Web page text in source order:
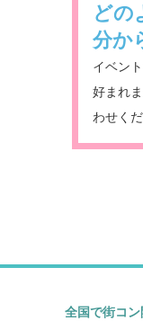
どの
分か
イベン
好まれ
わせくだ
全国で街コン